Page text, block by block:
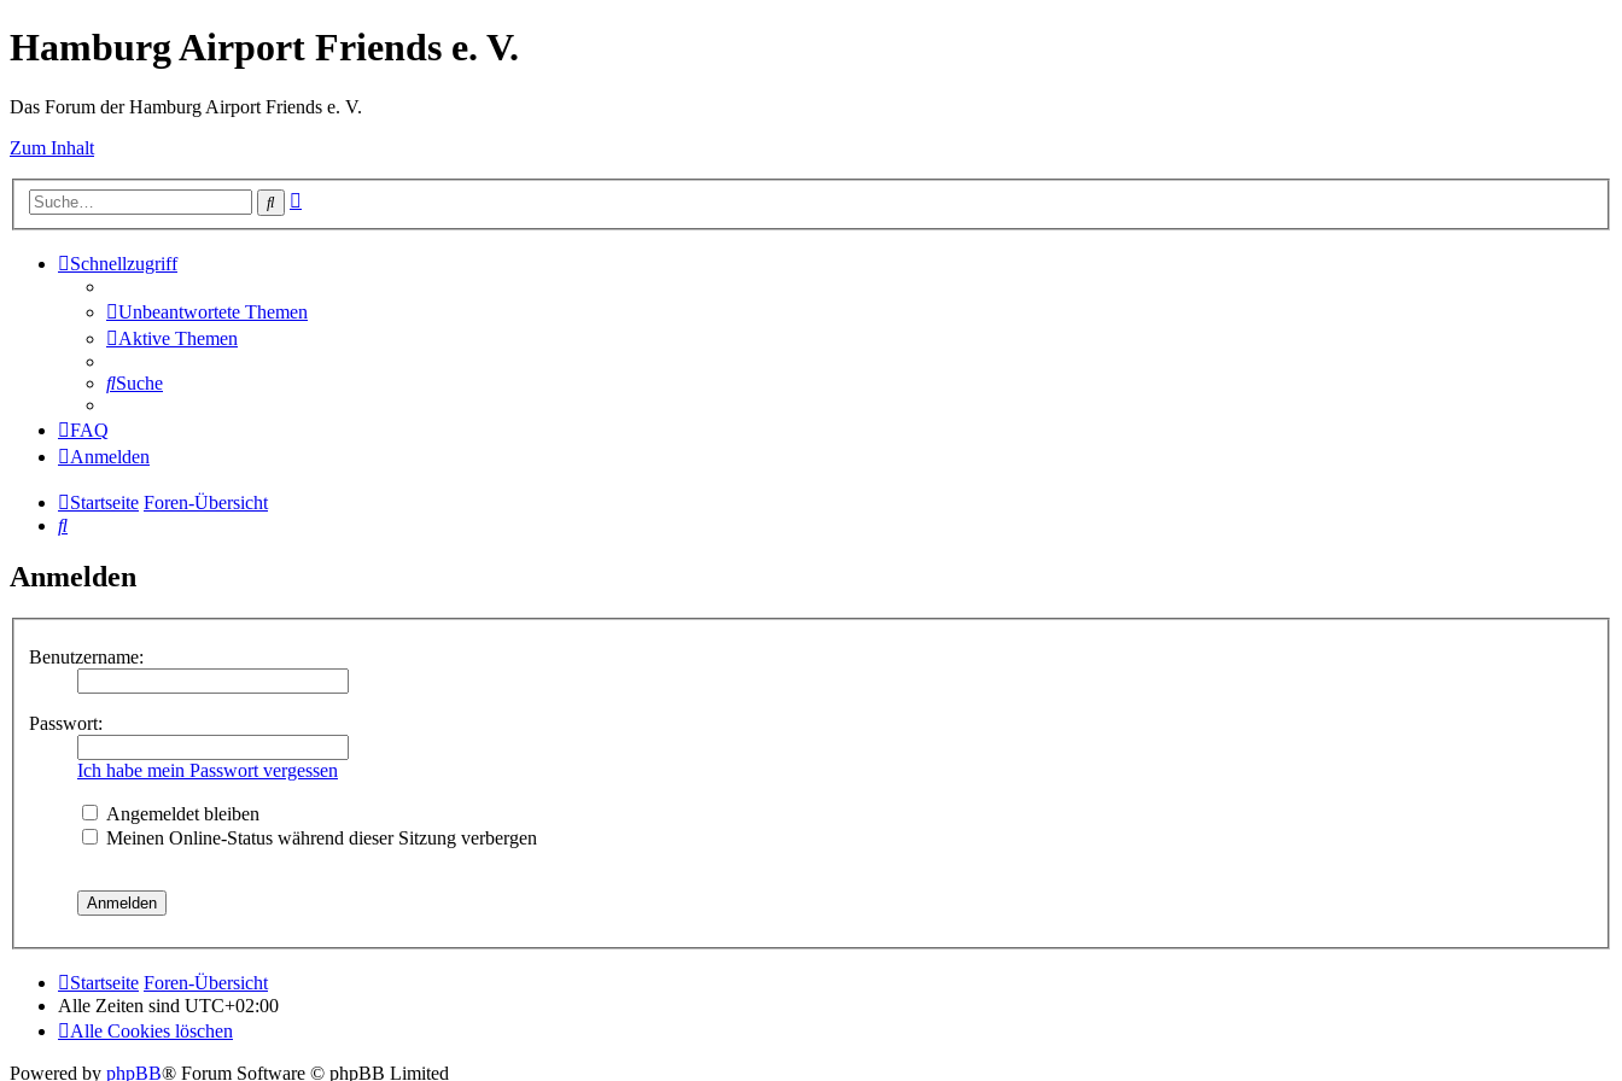
Hamburg Airport Friends e. V.
Das Forum der Hamburg Airport Friends e. V.
Zum Inhalt
Suche
Schnellzugriff
Unbeantwortete Themen
Aktive Themen
Suche
FAQ
Anmelden
Startseite Foren-Übersicht
Suche
Anmelden
Benutzername:
Passwort:
Ich habe mein Passwort vergessen
Angemeldet bleiben
Meinen Online-Status während dieser Sitzung verbergen
Startseite Foren-Übersicht
Alle Zeiten sind UTC+02:00
Alle Cookies löschen
Powered by phpBB® Forum Software © phpBB Limited